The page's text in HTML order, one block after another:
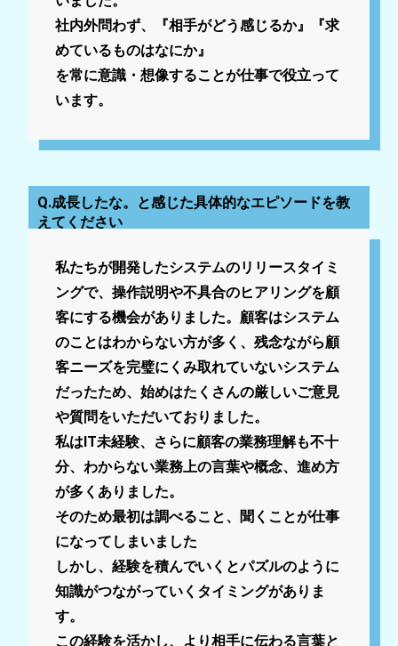
社内外問わず、『相手がどう感じるか 』『求
めているものはなにか 』
を常に意識・想像することが仕事で役立って
います。
Q.成長したな。と感じた具体的なエピソードを教
えてください
私たちが開発したシステムのリリースタイミ
ングで、操作説明や不具合のヒアリングを顧
客にする機会がありました。顧客はシステム
のことはわからない方が多く、残念ながら顧
客ニーズを完璧にくみ取れていないシステム
だったため、始めはたくさんの厳しいご意見
や質問をいただいておりました。
私はIT未経験、さらに顧客の業務理解も不十
分、わからない業務上の言葉や概念、進め方
が多くありました。
そのため最初は調べること、聞くことが仕事
になってしまいました
しかし、経験を積んでいくとパズルのように
知識がつながっていくタイミングがありま
す。
この経験を活かし、より相手に伝わる言葉と